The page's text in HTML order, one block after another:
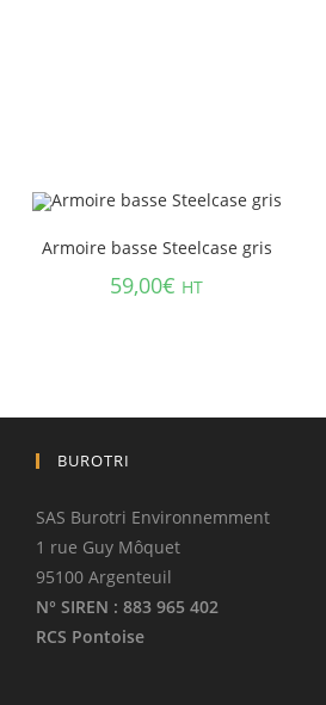
Armoire basse Steelcase gris
59,00€ HT
BUROTRI
SAS Burotri Environnemment
1 rue Guy Môquet
95100 Argenteuil
N° SIREN : 883 965 402
RCS Pontoise